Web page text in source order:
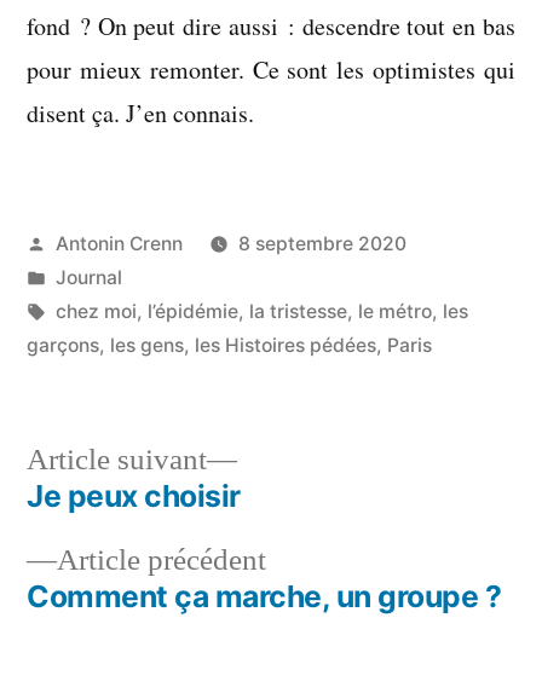
fond ? On peut dire aussi : descendre tout en bas
pour mieux remonter. Ce sont les optimistes qui
disent ça. J’en connais.
Publié
par
Antonin Crenn
8 septembre 2020
Publié
dans
Journal
Étiquettes :
chez moi, l’épidémie, la tristesse, le métro, les
garçons, les gens, les Histoires pédées, Paris
Navigation
deArticle précédentArticle
précédent :
Comment ça marche, un groupe ?
Article suivant
Article
suivant :
Je peux choisir